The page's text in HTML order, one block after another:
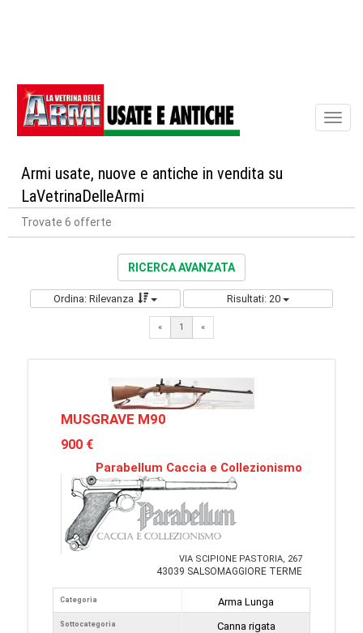
Armi usate, nuove e antiche in vendita su
LaVetrinaDelleArmi
Trovate 6 offerte
RICERCA AVANZATA
Ordina: Rilevanza Risultati: 20
« 1 «
MUSGRAVE M90
900 €
Parabellum Caccia e Collezionismo
VIA SCIPIONE PASTORIA, 267
43039 SALSOMAGGIORE TERME
Categoria
Sottocategoria
Arma Lunga
Canna rigata